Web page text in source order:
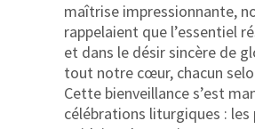
maîtrise impressionnante,
rappelaient que l’essentiel
et dans le désir sincère de
tout notre cœur, chacun
Cette bienveillance s’est
célébrations liturgiques : les